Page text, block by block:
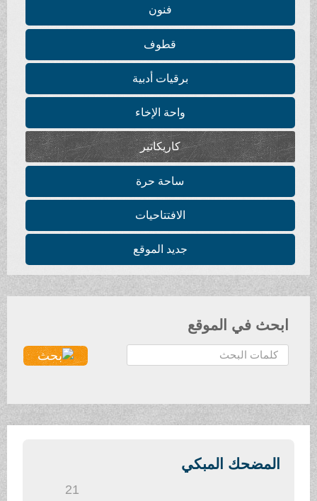
فنون
قطوف
برقيات أدبية
واحة الإخاء
كاريكاتير
ساحة حرة
الافتتاحيات
جديد الموقع
ابحث في الموقع
ح
ث
المضحك المبكي